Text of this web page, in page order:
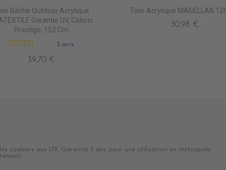
Bâche Outdoor Acrylique
Garantie UV, Coloris
Prestige, 152 Cm
3 avis
39,70 €
Toile Acrylique MAGELLAN
30,98 €
couleurs aux UV. Garantie 5 ans pour une utilisation en métropole.